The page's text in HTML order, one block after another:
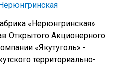
«Нерюнгринская»
Открытого Акционерного
«Якутуголь» -
территориально-